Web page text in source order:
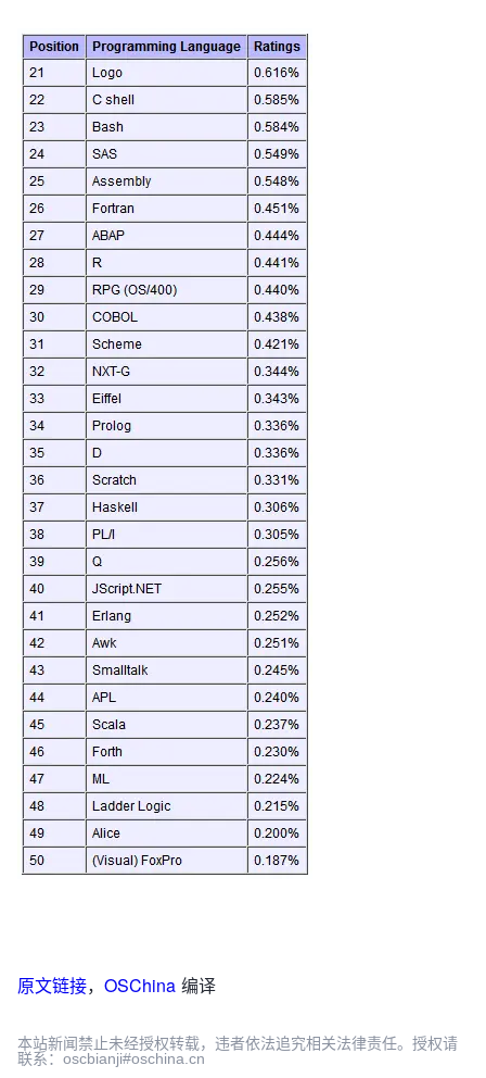
原文链接，OSChina 编译
本站新闻禁止未经授权转载，违者依法追究相关法律责任。授权请
联系：oscbianji#oschina.cn